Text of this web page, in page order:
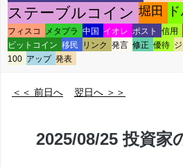
ステーブルコイン 堀田
フィスコ メタプラ 中国 イオレ ポスト 信用
ビットコイン 移民 リンク 発言 修正 優待
100 アップ 発表
＜＜ 前日へ 翌日へ ＞＞
2025/08/25 投資家